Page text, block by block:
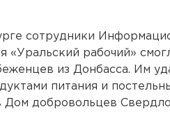
сотрудники
«Уральский рабочий»
из Донбасса. Им
питания и
Дом добровольцев